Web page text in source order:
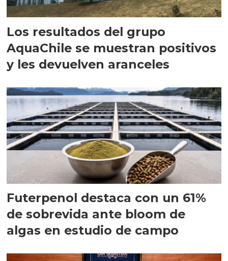
Los resultados del grupo
AquaChile se muestran positivos
y les devuelven aranceles
Futerpenol destaca con un 61%
de sobrevida ante bloom de
algas en estudio de campo